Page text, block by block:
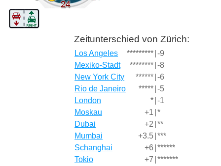
Zeitunterschied von Zürich:
Los Angeles ********* -9
Mexiko-Stadt
******** -8
New York City
****** -6
Rio de Janeiro
***** -5
London
* -1
Moskau
+1 *
Dubai
+2 **
Mumbai
+3.5 ***
Schanghai
+6 ******
Tokio
+7 *******